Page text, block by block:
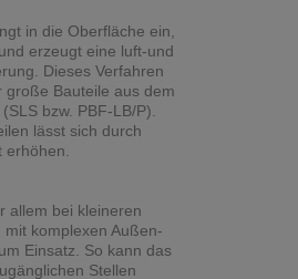
in die Oberfläche ein,
erzeugt eine luft-und
Dieses Verfahren
große Bauteile aus dem
bzw. PBF-LB/P).
lässt sich durch
allem bei kleineren
komplexen Außen-
Einsatz. So kann das
Stellen